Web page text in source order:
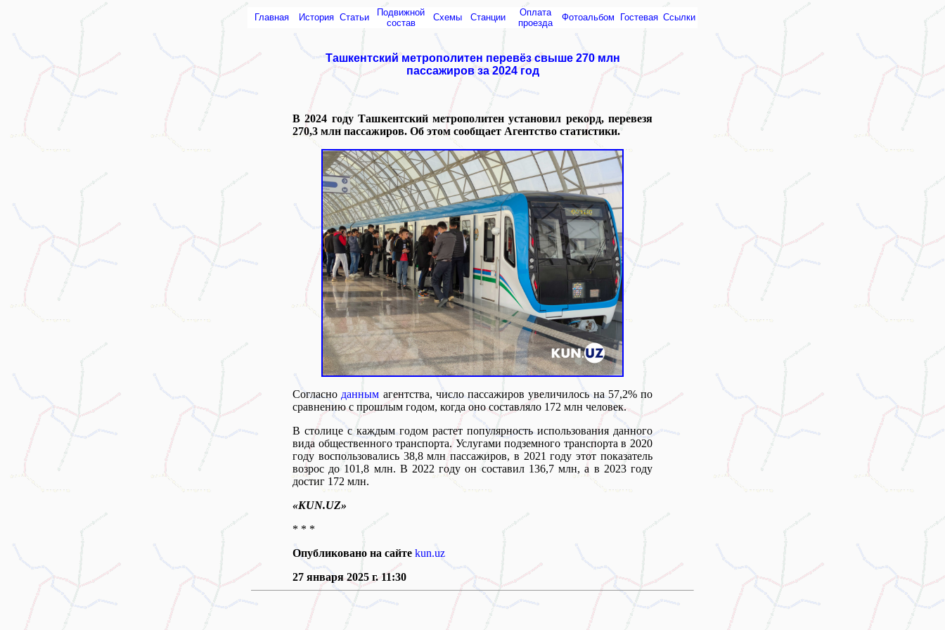
Главная История Статьи
Подвижной
состав
Схемы Cтанции
Оплата
проезда
Фотоальбом Гостевая Ссылки
Ташкентский метрополитен перевёз свыше 270 млн
пассажиров за 2024 год
В 2024 году Ташкентский метрополитен установил рекорд, перевезя
270,3 млн пассажиров. Об этом сообщает Агентство статистики.
Согласно данным агентства, число пассажиров увеличилось на 57,2% по
сравнению с прошлым годом, когда оно составляло 172 млн человек.
В столице с каждым годом растет популярность использования данного
вида общественного транспорта. Услугами подземного транспорта в 2020
году воспользовались 38,8 млн пассажиров, в 2021 году этот показатель
возрос до 101,8 млн. В 2022 году он составил 136,7 млн, а в 2023 году
достиг 172 млн.
«KUN.UZ»
* * *
Опубликовано на сайте kun.uz
27 января 2025 г. 11:30